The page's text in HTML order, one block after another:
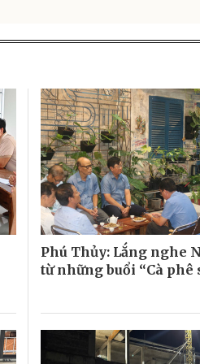
Phú Thủy: Lắng nghe
từ những buổi “Cà phê